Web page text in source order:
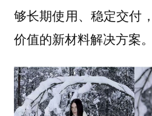
够长期使用、稳定交付
价值的新材料解决方案。